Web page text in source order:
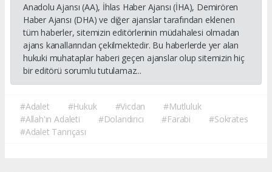
Anadolu Ajansı (AA), İhlas Haber Ajansı (İHA), Demirören
Haber Ajansı (DHA) ve diğer ajanslar tarafından eklenen
tüm haberler, sitemizin editörlerinin müdahalesi olmadan
ajans kanallarından çekilmektedir. Bu haberlerde yer alan
hukuki muhataplar haberi geçen ajanslar olup sitemizin hiç
bir editörü sorumlu tutulamaz...
#Adalet #Hukuk #Vicdan
#Mutluluk
#Allah'ın Adaleti
#Dolandırıcı #Farabi
#Sokrates
#Adalet Tanrıçası